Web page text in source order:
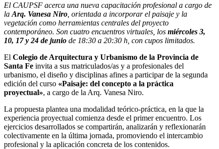
El CAUPSF acerca una nueva capacitación profesional a cargo de
la Arq. Vanesa Niro , orientada a incorporar el paisaje y la
vegetación como herramientas centrales del proyecto
contemporáneo. Son cuatro encuentros virtuales, los miércoles 3,
10, 17 y 24 de junio de 18:30 a 20:30 h, con cupos limitados.
El Colegio de Arquitectura y Urbanismo de la Provincia de
Santa Fe invita a sus matriculados/as y a profesionales del
urbanismo, el diseño y disciplinas afines a participar de la segunda
edición del curso «Paisaje: del concepto a la práctica
proyectual», a cargo de la Arq. Vanesa Niro.
La propuesta plantea una modalidad teórico-práctica, en la que la
experiencia proyectual comienza desde el primer encuentro. Los
ejercicios desarrollados se compartirán, analizarán y reflexionarán
colectivamente en la última jornada, promoviendo el intercambio
profesional y la aplicación concreta de los contenidos.